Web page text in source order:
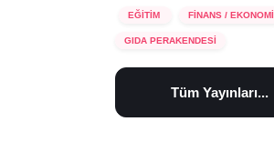
EĞİTİM FİNANS / EKONOMİ
GIDA PERAKENDESİ
Tüm Yayınları...